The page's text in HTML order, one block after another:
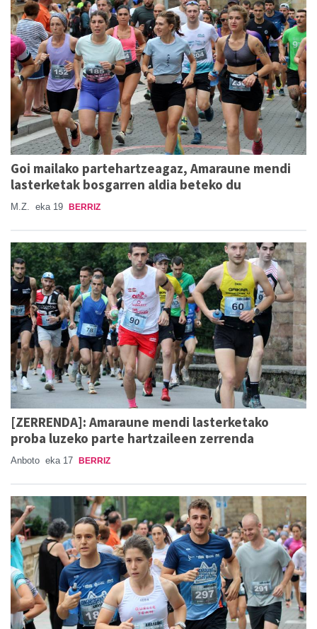
Goi mailako partehartzeagaz, Amaraune mendi
lasterketak bosgarren aldia beteko du
M.Z. eka 19 BERRIZ
[ZERRENDA]: Amaraune mendi lasterketako
proba luzeko parte hartzaileen zerrenda
Anboto eka 17 BERRIZ